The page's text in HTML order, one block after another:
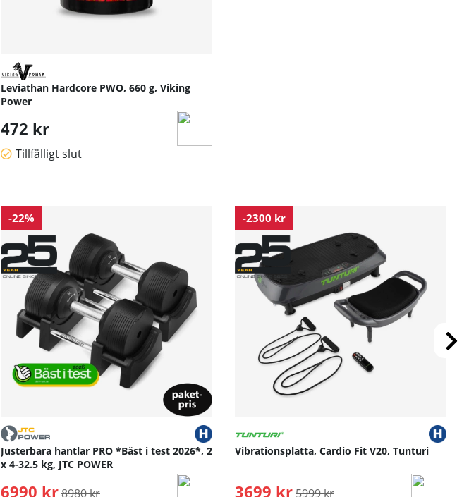
Leviathan Hardcore PWO, 660 g, Viking
Power
472 kr
Tillfälligt slut
-22%
Justerbara hantlar PRO *Bäst i test 2026*, 2
x 4-32.5 kg, JTC POWER
6990 kr Ordinarie pris:
8980 kr
-2300 kr
Vibrationsplatta, Cardio Fit V20, Tunturi
3699 kr Ordinarie pris:
5999 kr